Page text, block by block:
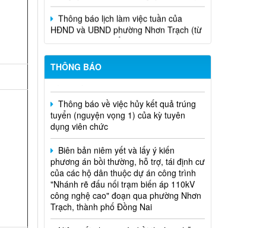
Thông báo lịch làm việc tuần của
HĐND và UBND phường Nhơn Trạch (từ
ngày 15/6/2026 đến ngày 21/6/2026
Thông báo lịch tiếp công dân của Chủ
tịch Hội đồng nhân dân phường tại các
khu phố trên địa bàn phường Nhơn
THÔNG BÁO
Niêm yết phương án bồi thường, hỗ
trợ, tái định cư
tuyển (nguyện vọng 1) của kỳ tuyên
dụng viên chức
Biên bản niêm yết và lấy ý kiến
phương án bồi thường, hỗ trợ, tái định cư
của các hộ dân thuộc dự án công trình
"Nhánh rẽ đấu nối trạm biến áp 110kV
công nghệ cao" đoạn qua phường Nhơn
Trạch, thành phố Đồng Nai
Niêm yết phương án bồi thường, hỗ